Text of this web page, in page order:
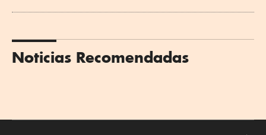
Noticias Recomendadas